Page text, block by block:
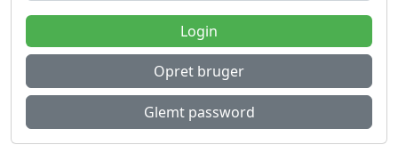
Login
Opret bruger
Glemt password